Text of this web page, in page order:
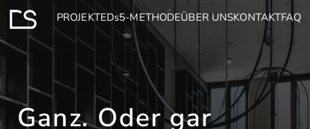
PROJEKTEDs5-METHODEÜBER UNSKONTAKTFAQ
Ganz. Oder gar